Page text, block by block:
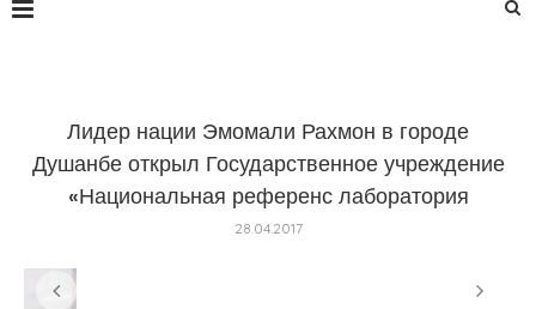
Лидер нации Эмомали Рахмон в городе
Душанбе открыл Государственное учреждение
«Национальная референс лаборатория
28.04.2017